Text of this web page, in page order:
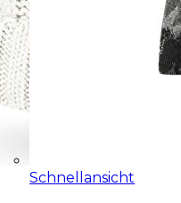
Schnellansicht